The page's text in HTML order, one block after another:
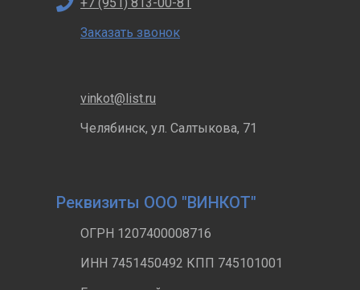
Заказать звонок
vinkot@list.ru
Челябинск, ул. Салтыкова, 71
Реквизиты ООО "ВИНКОТ"
ОГРН 1207400008716
ИНН 7451450492 КПП 745101001